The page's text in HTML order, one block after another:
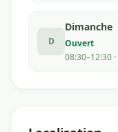
D
Dimanche
Ouvert
08:30–12:30